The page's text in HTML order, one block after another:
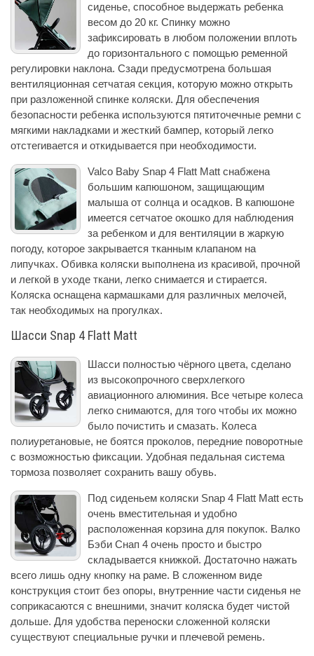
сиденье, способное выдержать ребенка
весом до 20 кг. Спинку можно
зафиксировать в любом положении вплоть
до горизонтального с помощью ременной
регулировки наклона. Сзади предусмотрена большая
вентиляционная сетчатая секция, которую можно открыть
при разложенной спинке коляски. Для обеспечения
безопасности ребенка используются пятиточечные ремни с
мягкими накладками и жесткий бампер, который легко
отстегивается и откидывается при необходимости.
Valco Baby Snap 4 Flatt Matt снабжена
большим капюшоном, защищающим
малыша от солнца и осадков. В капюшоне
имеется сетчатое окошко для наблюдения
за ребенком и для вентиляции в жаркую
погоду, которое закрывается тканным клапаном на
липучках. Обивка коляски выполнена из красивой, прочной
и легкой в уходе ткани, легко снимается и стирается.
Коляска оснащена кармашками для различных мелочей,
так необходимых на прогулках.
Шасси Snap 4 Flatt Matt
Шасси полностью чёрного цвета, сделано
из высокопрочного сверхлегкого
авиационного алюминия. Все четыре колеса
легко снимаются, для того чтобы их можно
было почистить и смазать. Колеса
полиуретановые, не боятся проколов, передние поворотные
с возможностью фиксации. Удобная педальная система
тормоза позволяет сохранить вашу обувь.
Под сиденьем коляски Snap 4 Flatt Matt есть
очень вместительная и удобно
расположенная корзина для покупок. Валко
Бэби Снап 4 очень просто и быстро
складывается книжкой. Достаточно нажать
всего лишь одну кнопку на раме. В сложенном виде
конструкция стоит без опоры, внутренние части сиденья не
соприкасаются с внешними, значит коляска будет чистой
дольше. Для удобства переноски сложенной коляски
существуют специальные ручки и плечевой ремень.